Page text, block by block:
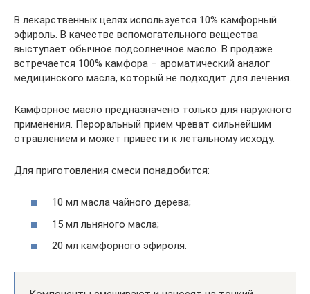
В лекарственных целях используется 10% камфорный
эфироль. В качестве вспомогательного вещества
выступает обычное подсолнечное масло. В продаже
встречается 100% камфора – ароматический аналог
медицинского масла, который не подходит для лечения.
Камфорное масло предназначено только для наружного
применения. Пероральный прием чреват сильнейшим
отравлением и может привести к летальному исходу.
Для приготовления смеси понадобится:
10 мл масла чайного дерева;
15 мл льняного масла;
20 мл камфорного эфироля.